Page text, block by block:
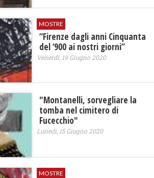
MOSTRE
“Firenze dagli anni Cinquanta
del ‘900 ai nostri giorni”
Venerdì, 19 Giugno 2020
"Montanelli, sorvegliare la
tomba nel cimitero di
Fucecchio"
Lunedì, 15 Giugno 2020
MOSTRE